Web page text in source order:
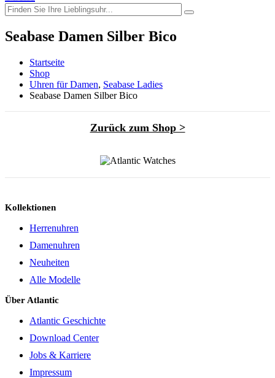
Seabase Damen Silber Bico
Startseite
Shop
Uhren für Damen, Seabase Ladies
Seabase Damen Silber Bico
Zurück zum Shop >
Kollektionen
Herrenuhren
Damenuhren
Neuheiten
Alle Modelle
Über Atlantic
Atlantic Geschichte
Download Center
Jobs & Karriere
Impressum